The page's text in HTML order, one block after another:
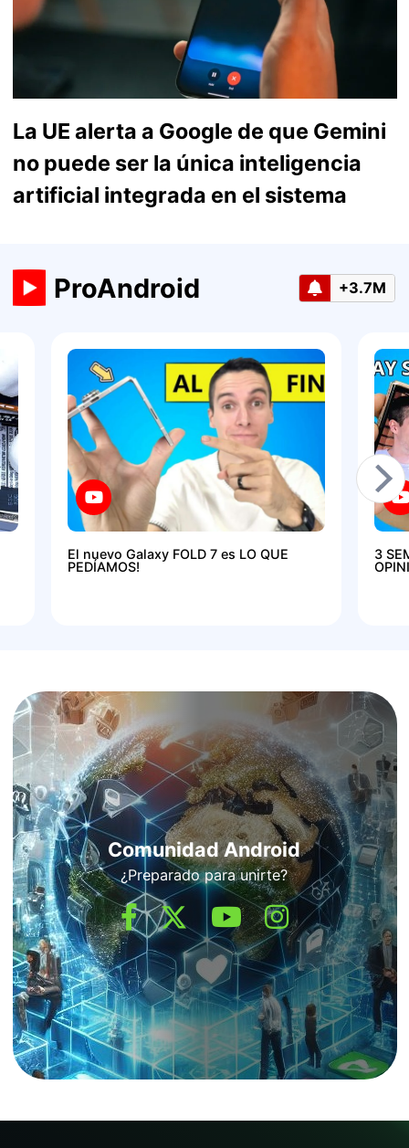
La UE alerta a Google de que Gemini
no puede ser la única inteligencia
artificial integrada en el sistema
ProAndroid +3.7M
El nuevo Galaxy FOLD 7 es LO QUE
PEDÍAMOS!
3
Comunidad Android
¿Preparado para unirte?